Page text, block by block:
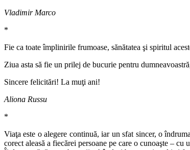
Vladimir Marco
*
Fie ca toate împlinirile frumoase, sănătatea şi spiritul
Ziua asta să fie un prilej de bucurie pentru
Sincere felicitări! La muţi ani!
Aliona Russu
*
Viaţa este o alegere continuă, iar un sfat sincer, o
corect aleasă a fiecărei persoane pe care o cunoaşte –